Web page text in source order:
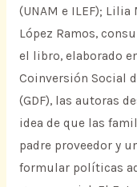
(UNAM e ILEF);
López Ramos,
el libro, elaborado
Coinversión Social
(GDF), las autoras
idea de que las
padre proveedor y
formular políticas